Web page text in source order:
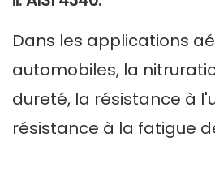
Dans les applications
automobiles, la
dureté, la résistance à
résistance à la fatigue